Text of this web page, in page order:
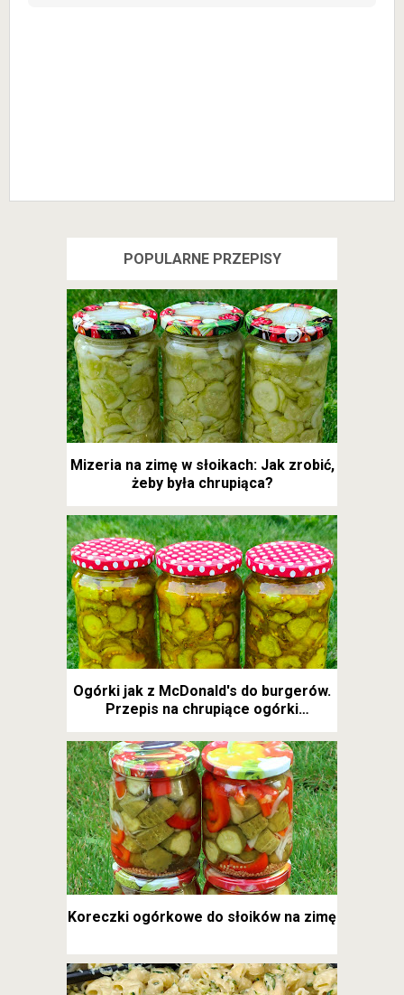
POPULARNE PRZEPISY
Mizeria na zimę w słoikach: Jak zrobić,
żeby była chrupiąca?
Ogórki jak z McDonald's do burgerów.
Przepis na chrupiące ogórki
Koreczki ogórkowe do słoików na zimę